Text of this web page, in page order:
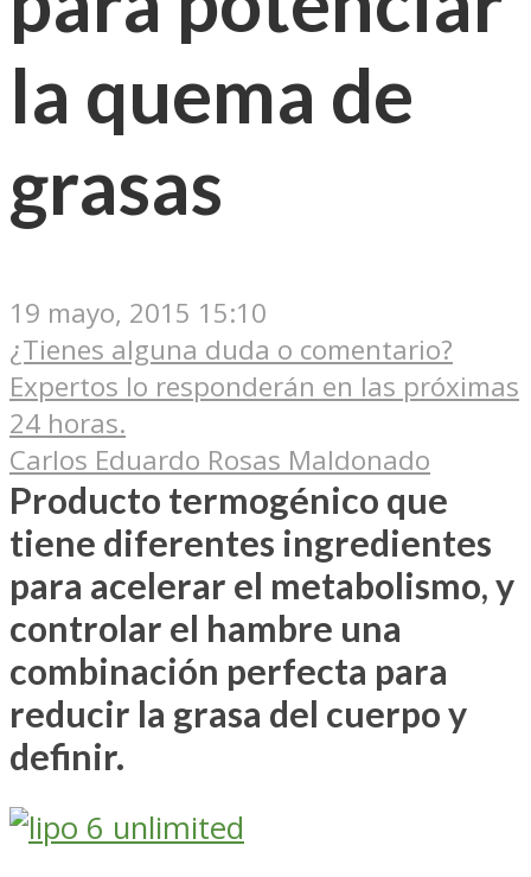
la quema de
grasas
19 mayo, 2015 15:10
¿Tienes alguna duda o comentario?
Expertos lo responderán en las próximas
24 horas.
Carlos Eduardo Rosas Maldonado
Producto termogénico que
tiene diferentes ingredientes
para acelerar el metabolismo, y
controlar el hambre una
combinación perfecta para
reducir la grasa del cuerpo y
definir.